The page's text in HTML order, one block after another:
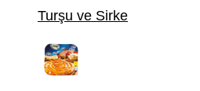
Turşu ve Sirke